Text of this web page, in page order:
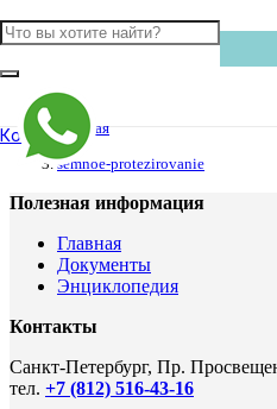
КонтактыГлавная
semnoe-protezirovanie
Полезная информация
Главная
Документы
Энциклопедия
Контакты
Санкт-Петербург, Пр.
тел. +7 (812) 516-43-16